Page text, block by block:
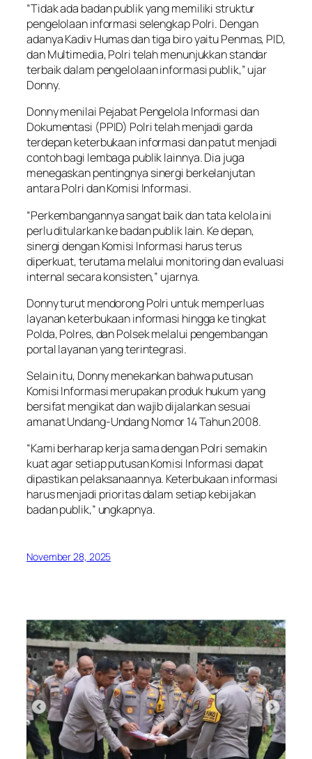
“Tidak ada badan publik yang memiliki struktur
pengelolaan informasi selengkap Polri. Dengan
adanya Kadiv Humas dan tiga biro yaitu Penmas, PID,
dan Multimedia, Polri telah menunjukkan standar
terbaik dalam pengelolaan informasi publik,” ujar
Donny.
Donny menilai Pejabat Pengelola Informasi dan
Dokumentasi (PPID) Polri telah menjadi garda
terdepan keterbukaan informasi dan patut menjadi
contoh bagi lembaga publik lainnya. Dia juga
menegaskan pentingnya sinergi berkelanjutan
antara Polri dan Komisi Informasi.
“Perkembangannya sangat baik dan tata kelola ini
perlu ditularkan ke badan publik lain. Ke depan,
sinergi dengan Komisi Informasi harus terus
diperkuat, terutama melalui monitoring dan evaluasi
internal secara konsisten,” ujarnya.
Donny turut mendorong Polri untuk memperluas
layanan keterbukaan informasi hingga ke tingkat
Polda, Polres, dan Polsek melalui pengembangan
portal layanan yang terintegrasi.
Selain itu, Donny menekankan bahwa putusan
Komisi Informasi merupakan produk hukum yang
bersifat mengikat dan wajib dijalankan sesuai
amanat Undang-Undang Nomor 14 Tahun 2008.
“Kami berharap kerja sama dengan Polri semakin
kuat agar setiap putusan Komisi Informasi dapat
dipastikan pelaksanaannya. Keterbukaan informasi
harus menjadi prioritas dalam setiap kebijakan
badan publik,” ungkapnya.
November 28, 2025